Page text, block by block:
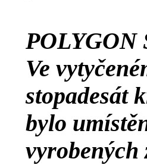
POLYGON
Ve
stopadesát
bylo